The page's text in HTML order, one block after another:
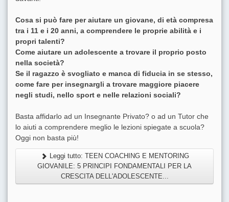
Cosa si può fare per aiutare un giovane, di età compresa
tra i 11 e i 20 anni, a comprendere le proprie abilità e i
propri talenti?
Come aiutare un adolescente a trovare il proprio posto
nella società?
Se il ragazzo è svogliato e manca di fiducia in se stesso,
come fare per insegnargli a trovare maggiore piacere
negli studi, nello sport e nelle relazioni sociali?
Basta affidarlo ad un Insegnante Privato? o ad un Tutor che
lo aiuti a comprendere meglio le lezioni spiegate a scuola?
Oggi non basta più!
Leggi tutto: TEEN COACHING E MENTORING
GIOVANILE: 5 PRINCIPI FONDAMENTALI PER LA
CRESCITA DELL'ADOLESCENTE...